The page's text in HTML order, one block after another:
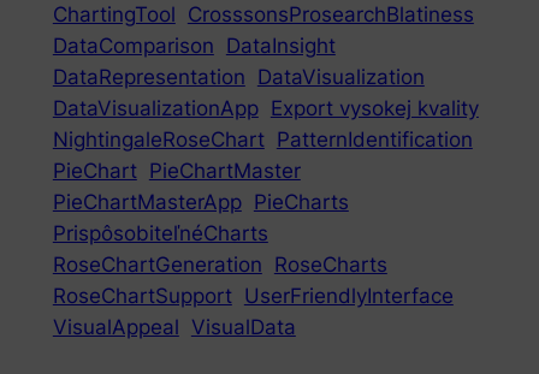
ChartingTool CrosssonsProsearchBlatiness
DataComparison DataInsight
DataRepresentation DataVisualization
DataVisualizationApp Export vysokej kvality
NightingaleRoseChart PatternIdentification
PieChart PieChartMaster
PieChartMasterApp PieCharts
PrispôsobiteľnéCharts
RoseChartGeneration RoseCharts
RoseChartSupport UserFriendlyInterface
VisualAppeal VisualData